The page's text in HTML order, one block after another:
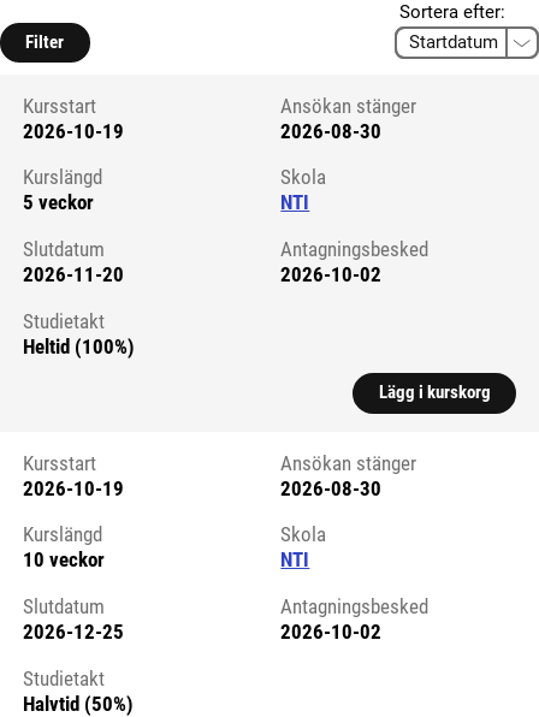
Filter
Sortera efter:
Kursstart 6281752
Kursstart
2026-10-19
Ansökan stänger
2026-08-30
Kurslängd
5 veckor
Skola
NTI
Slutdatum
2026-11-20
Antagningsbesked
2026-10-02
Studietakt
Heltid (100%)
Lägg i kurskorg
Kursstart 6281754
Kursstart
2026-10-19
Ansökan stänger
2026-08-30
Kurslängd
10 veckor
Skola
NTI
Slutdatum
2026-12-25
Antagningsbesked
2026-10-02
Studietakt
Halvtid (50%)